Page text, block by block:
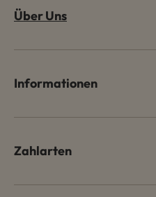
Über Uns
Informationen
Zahlarten